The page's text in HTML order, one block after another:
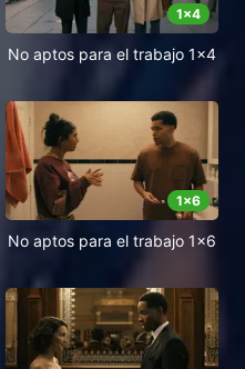
1x4
No aptos para el trabajo 1x4
1x6
No aptos para el trabajo 1x6